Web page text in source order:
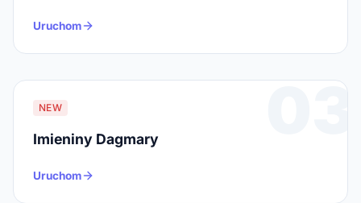
Uruchom
03
NEW
Imieniny Dagmary
Uruchom